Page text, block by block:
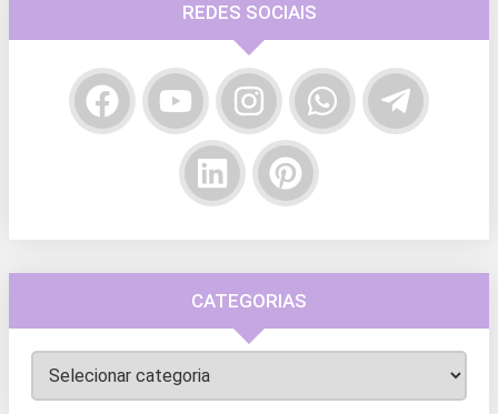
REDES SOCIAIS
CATEGORIAS
Categorias